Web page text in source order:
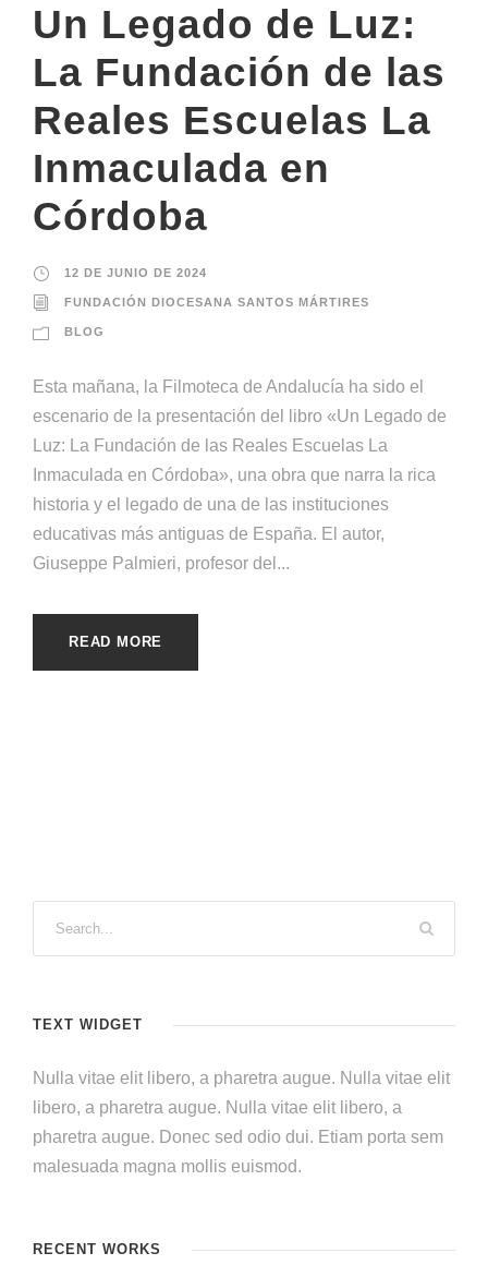
Un Legado de Luz:
La Fundación de las
Reales Escuelas La
Inmaculada en
Córdoba
12 DE JUNIO DE 2024
FUNDACIÓN DIOCESANA SANTOS MÁRTIRES
BLOG
Esta mañana, la Filmoteca de Andalucía ha sido el
escenario de la presentación del libro «Un Legado de
Luz: La Fundación de las Reales Escuelas La
Inmaculada en Córdoba», una obra que narra la rica
historia y el legado de una de las instituciones
educativas más antiguas de España. El autor,
Giuseppe Palmieri, profesor del...
READ MORE
TEXT WIDGET
Nulla vitae elit libero, a pharetra augue. Nulla vitae elit
libero, a pharetra augue. Nulla vitae elit libero, a
pharetra augue. Donec sed odio dui. Etiam porta sem
malesuada magna mollis euismod.
RECENT WORKS